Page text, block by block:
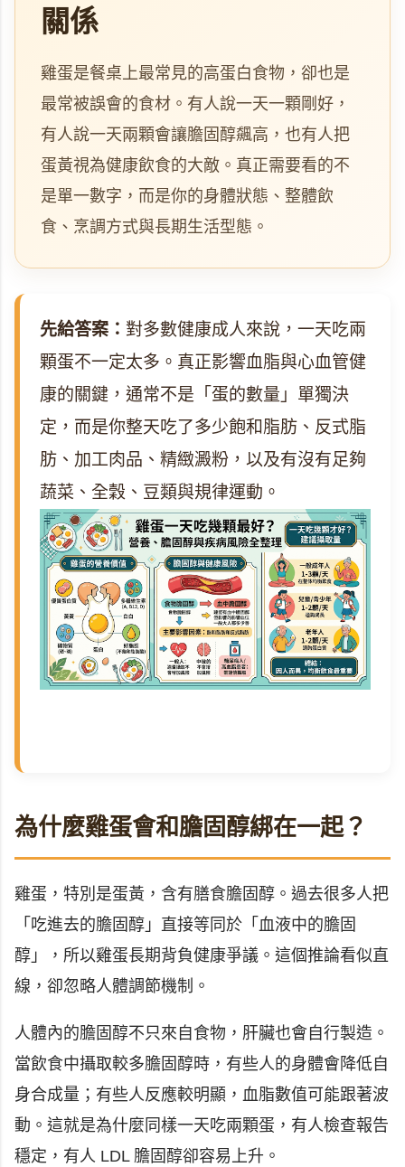
關係
雞蛋是餐桌上最常見的高蛋白食物，卻也是
最常被誤會的食材。有人說一天一顆剛好，
有人說一天兩顆會讓膽固醇飆高，也有人把
蛋黃視為健康飲食的大敵。真正需要看的不
是單一數字，而是你的身體狀態、整體飲
食、烹調方式與長期生活型態。
先給答案： 對多數健康成人來說，一天吃兩
顆蛋不一定太多。真正影響血脂與心血管健
康的關鍵，通常不是「蛋的數量」單獨決
定，而是你整天吃了多少飽和脂肪、反式脂
肪、加工肉品、精緻澱粉，以及有沒有足夠
蔬菜、全穀、豆類與規律運動。
為什麼雞蛋會和膽固醇綁在一起？
雞蛋，特別是蛋黃，含有膳食膽固醇。過去很多人把
「吃進去的膽固醇」直接等同於「血液中的膽固
醇」，所以雞蛋長期背負健康爭議。這個推論看似直
線，卻忽略人體調節機制。
人體內的膽固醇不只來自食物，肝臟也會自行製造。
當飲食中攝取較多膽固醇時，有些人的身體會降低自
身合成量；有些人反應較明顯，血脂數值可能跟著波
動。這就是為什麼同樣一天吃兩顆蛋，有人檢查報告
穩定，有人 LDL 膽固醇卻容易上升。